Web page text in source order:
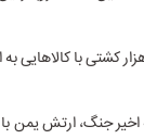
جنگ، ارتش یمن